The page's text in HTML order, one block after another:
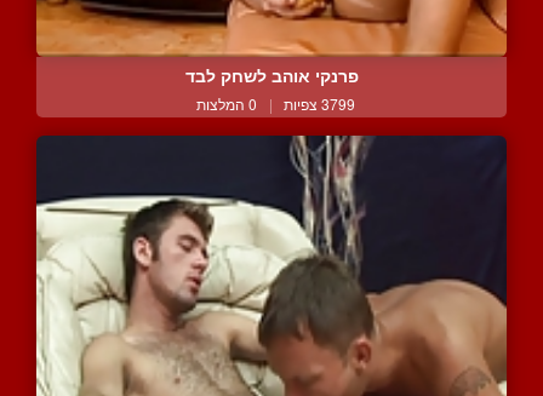
פרנקי אוהב לשחק לבד
3799 צפיות | 0 המלצות